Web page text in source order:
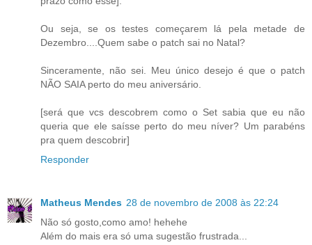
Ou seja, se os testes começarem lá pela metade de
Dezembro....Quem sabe o patch sai no Natal?
Sinceramente, não sei. Meu único desejo é que o patch
NÃO SAIA perto do meu aniversário.
[será que vcs descobrem como o Set sabia que eu não
queria que ele saísse perto do meu níver? Um parabéns
pra quem descobrir]
Responder
Matheus Mendes 28 de novembro de 2008 às 22:24
Não só gosto,como amo! hehehe
Além do mais era só uma sugestão frustrada...